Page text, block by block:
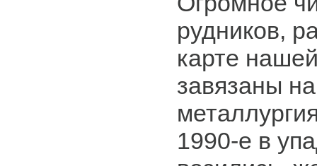
рудников,
карте
завязаны
1990-е в